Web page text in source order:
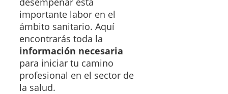
importante labor en el
ámbito sanitario. Aquí
encontrarás toda la
información necesaria
para iniciar tu camino
profesional en el sector de
la salud.